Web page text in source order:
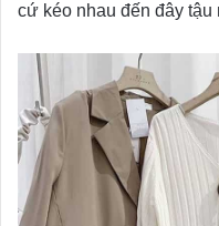
cứ kéo nhau đến đây tậu